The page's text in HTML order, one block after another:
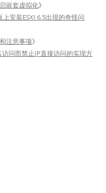
嵌套虚拟化》
安装ESXI 6.5出现的奇怪问
注意事项》
问而禁止IP直接访问的实现方